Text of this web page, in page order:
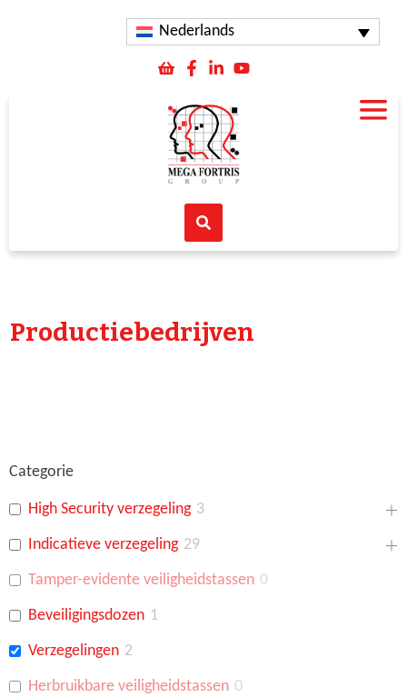
Nederlands
Productiebedrijven
Categorie
High Security verzegeling 3
Indicatieve verzegeling 29
Tamper-evidente veiligheidstassen 0
Beveiligingsdozen 1
Verzegelingen 2
Herbruikbare veiligheidstassen 0